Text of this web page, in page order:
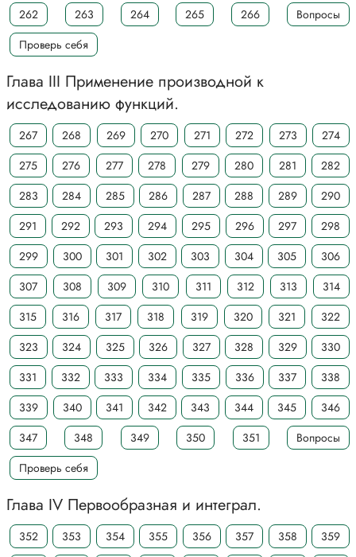
262
263 264 265 266
Вопросы
Проверь себя
Глава III Применение производной к
исследованию функций.
267 268 269 270 271 272 273
274
275
276 277 278 279 280 281
282
283
284 285 286 287 288 289
290
291
292 293 294 295 296 297
298
299
300 301 302 303 304 305
306
307
308 309 310 311 312 313
314
315
316 317 318 319 320 321
322
323
324 325 326 327 328 329
330
331
332 333 334 335 336 337
338
339
340 341 342 343 344 345
346
347
348 349 350 351
Вопросы
Проверь себя
Глава IV Первообразная и интеграл.
352 353 354 355 356 357 358 359